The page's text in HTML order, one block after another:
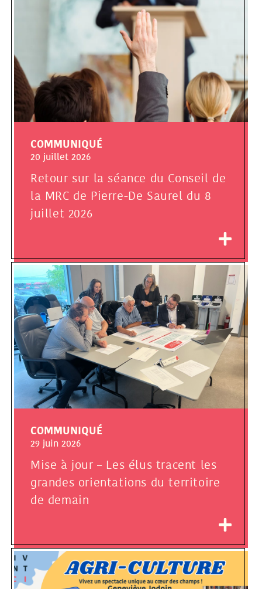
COMMUNIQUÉ
20 juillet 2026
Retour sur la séance du Conseil de
la MRC de Pierre-De Saurel du 8
juillet 2026
COMMUNIQUÉ
29 juin 2026
Mise à jour – Les élus tracent les
grandes orientations du territoire
de demain